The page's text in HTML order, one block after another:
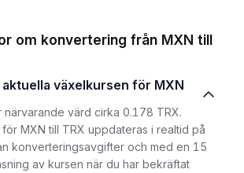
om konvertering från MXN till
närvarande värd cirka 0.178 TRX.
MXN till TRX uppdateras i realtid på
konverteringsavgifter och med en 15
av kursen när du har bekräftat